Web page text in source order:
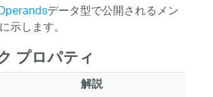
データ型で公開されるメン
示します。
プロパティ
解説